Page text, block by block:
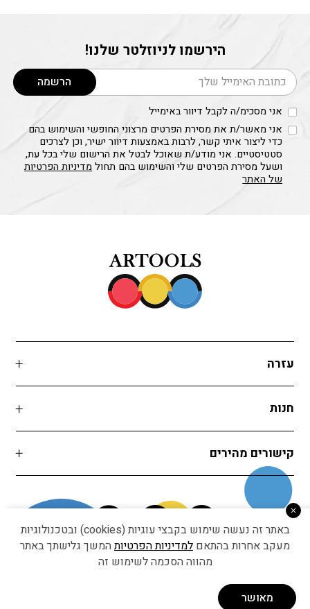
הירשמו לניוזלטר שלנו!
דוא׳׳ל הרשמה
אני מסכימ/ה לקבל דיוור באימייל
אני מאשר/ת את מסירת הפרטים מרצוני החופשי והשימוש בהם
כדי ליצור איתי קשר, לרבות באמצעות דיוור ישיר, וכן לצרכים
סטטיסטיים. אני מודע/ת שאוכל לבטל את הרישום שלי בכל עת,
ושעל מסירת הפרטים שלי והשימוש בהם תחולמדיניות הפרטיות
של האתר
עזרה
חנות
קישורים מהירים
באתר זה נעשה שימוש בקבצי עוגיות (cookies) ובטכנולוגיות
מעקב אחרות בהתאם למדיניות הפרטיותהמשך גלישתך באתר
מהווה הסכמה לשימוש זה
מאושר